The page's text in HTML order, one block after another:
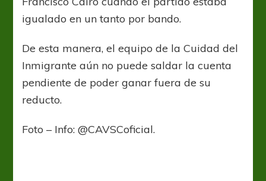
igualado en un tanto por bando.
De esta manera, el equipo de la Cuidad del
Inmigrante aún no puede saldar la cuenta
pendiente de poder ganar fuera de su
reducto.
Foto – Info: @CAVSCoficial.